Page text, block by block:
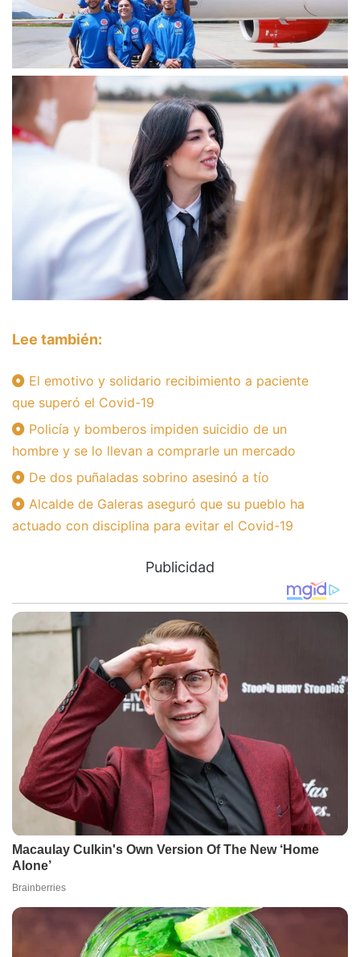
Lee también:
El emotivo y solidario recibimiento a paciente
que superó el Covid-19
Policía y bomberos impiden suicidio de un
hombre y se lo llevan a comprarle un mercado
De dos puñaladas sobrino asesinó a tío
Alcalde de Galeras aseguró que su pueblo ha
actuado con disciplina para evitar el Covid-19
Publicidad